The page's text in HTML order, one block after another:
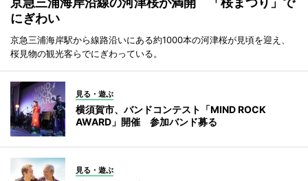
にぎわい
京急三浦海岸駅から線路沿いにある約1000本の河津桜が見頃を迎え、
桜見物の観光客らでにぎわっている。
見る・遊ぶ
横須賀市、バンドコンテスト「MIND ROCK
AWARD」開催 参加バンド募る
見る・遊ぶ